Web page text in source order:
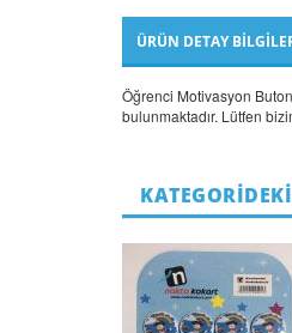
ÜRÜN DETAY
Öğrenci Motivasyon
bulunmaktadır. Lütfen